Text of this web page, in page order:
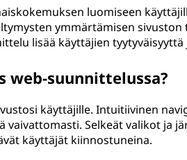
luomiseen
ymmärtämisen sivuston
lisää käyttäjien
suunnittelussa?
käyttäjille. Intuitiivinen
Selkeät valikot ja
käyttäjät kiinnostuneina.